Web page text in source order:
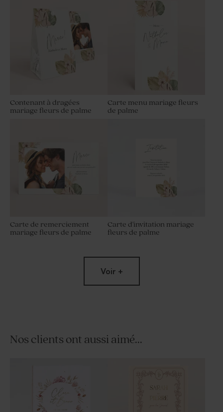
Contenant à dragées
mariage fleurs de palme
Carte menu mariage fleurs
de palme
Carte de remerciement
mariage fleurs de palme
Carte d'invitation mariage
fleurs de palme
Voir +
Nos clients ont aussi aimé...